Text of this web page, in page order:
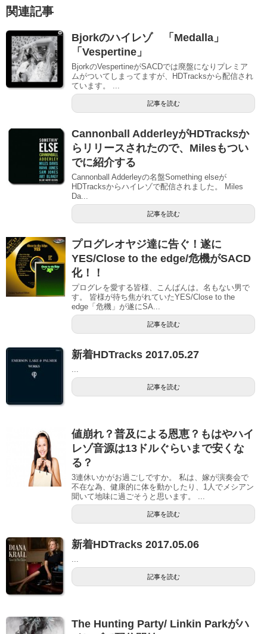
関連記事
Bjorkのハイレゾ 「Medalla」
「Vespertine」
BjorkのVespertineがSACDでは廃盤になりプレミア
ムがついてしまってますが、HDTracksから配信され
ています。 ...
記事を読む
Cannonball AdderleyがHDTracksか
らリリースされたので、Milesもつい
でに紹介する
Cannonball Adderleyの名盤Something elseが
HDTracksからハイレゾで配信されました。 Miles
Da...
記事を読む
プログレオヤジ達に告ぐ！遂に
YES/Close to the edge/危機がSACD
化！！
プログレを愛する皆様、こんばんは。名もない男で
す。 皆様が待ち焦がれていたYES/Close to the
edge「危機」が遂にSA...
記事を読む
新着HDTracks 2017.05.27
記事を読む
値崩れ？普及による恩恵？もはやハイ
レゾ音源は13ドルぐらいまで安くな
る？
3連休いかがお過ごしですか。 私は、嫁が演奏会で
不在な為、健康的に体を動かしたり、1人でメシアン
聞いて地味に過ごそうと思います。 ...
記事を読む
新着HDTracks 2017.05.06
記事を読む
The Hunting Party/ Linkin Parkがハ